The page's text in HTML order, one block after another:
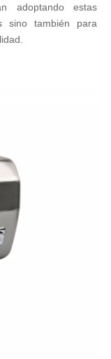
adoptando estas
sino también para